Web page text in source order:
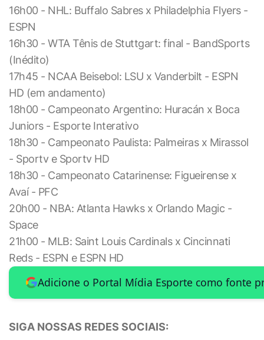
16h00 - NHL: Buffalo Sabres x Philadelphia Flyers -
ESPN
16h30 - WTA Tênis de Stuttgart: final - BandSports
(Inédito)
17h45 - NCAA Beisebol: LSU x Vanderbilt - ESPN
HD (em andamento)
18h00 - Campeonato Argentino: Huracán x Boca
Juniors - Esporte Interativo
18h30 - Campeonato Paulista: Palmeiras x Mirassol
- Sportv e Sportv HD
18h30 - Campeonato Catarinense: Figueirense x
Avaí - PFC
20h00 - NBA: Atlanta Hawks x Orlando Magic -
Space
21h00 - MLB: Saint Louis Cardinals x Cincinnati
Reds - ESPN e ESPN HD
Adicione o Portal Mídia Esporte como fonte
SIGA NOSSAS REDES SOCIAIS: